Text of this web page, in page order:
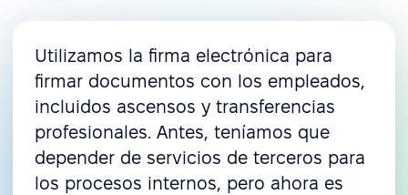
Utilizamos la firma electrónica para
firmar documentos con los empleados,
incluidos ascensos y transferencias
profesionales. Antes, teníamos que
depender de servicios de terceros para
los procesos internos, pero ahora es